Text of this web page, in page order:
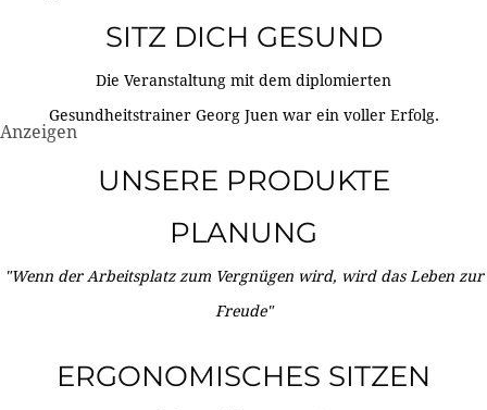
SITZ DICH GESUND
Die Veranstaltung mit dem diplomierten
Gesundheitstrainer Georg Juen war ein voller Erfolg.
Anzeigen
UNSERE PRODUKTE
PLANUNG
"Wenn der Arbeitsplatz zum Vergnügen wird, wird das Leben zur
Freude"
ERGONOMISCHES SITZEN